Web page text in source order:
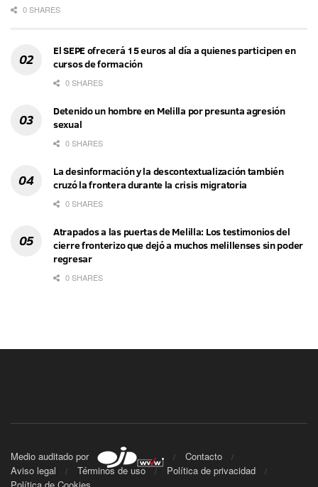
0 SHARES
El SEPE ofrecerá 15 euros al día a quienes participen en
cursos de formación
0 SHARES
Detenido un hombre en Melilla por presunta agresión
sexual
0 SHARES
La desinformación y la descontextualización también
cruzó la frontera durante la crisis migratoria
0 SHARES
Atrapados a las puertas de Melilla: Los testimonios del
cierre fronterizo que dejó a muchos melillenses sin poder
regresar
0 SHARES
Medio auditado por
Contacto
Aviso legal
Términos de uso
Política de privacidad